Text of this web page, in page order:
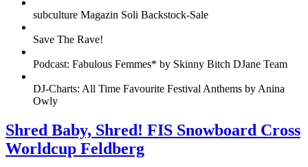
subculture Magazin Soli Backstock-Sale
Save The Rave!
Podcast: Fabulous Femmes* by Skinny Bitch DJane Team
DJ-Charts: All Time Favourite Festival Anthems by Anina
Owly
Shred Baby, Shred! FIS Snowboard Cross
Worldcup Feldberg